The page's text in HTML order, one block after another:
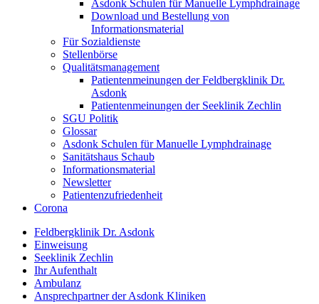
Asdonk Schulen für Manuelle Lymphdrainage
Download und Bestellung von
Informationsmaterial
Für Sozialdienste
Stellenbörse
Qualitätsmanagement
Patientenmeinungen der Feldbergklinik Dr.
Asdonk
Patientenmeinungen der Seeklinik Zechlin
SGU Politik
Glossar
Asdonk Schulen für Manuelle Lymphdrainage
Sanitätshaus Schaub
Informationsmaterial
Newsletter
Patientenzufriedenheit
Corona
Feldbergklinik Dr. Asdonk
Einweisung
Seeklinik Zechlin
Ihr Aufenthalt
Ambulanz
Ansprechpartner der Asdonk Kliniken